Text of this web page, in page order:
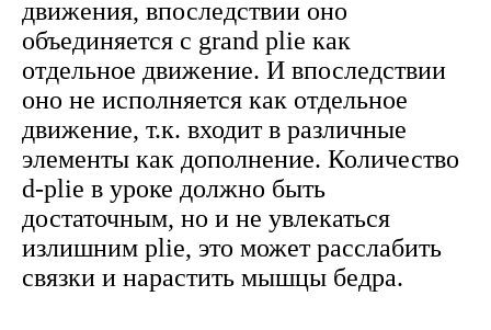
движения, впоследствии оно
объединяется с grand plie как
отдельное движение. И впоследствии
оно не исполняется как отдельное
движение, т.к. входит в различные
элементы как дополнение. Количество
d-plie в уроке должно быть
достаточным, но и не увлекаться
излишним plie, это может расслабить
связки и нарастить мышцы бедра.